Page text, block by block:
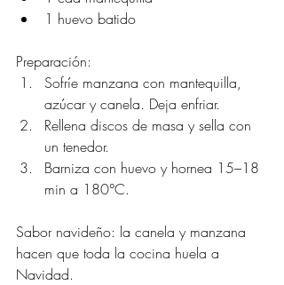
1 huevo batido
Preparación:
Sofríe manzana con mantequilla,
azúcar y canela. Deja enfriar.
Rellena discos de masa y sella con
un tenedor.
Barniza con huevo y hornea 15–18
min a 180°C.
Sabor navideño: la canela y manzana
hacen que toda la cocina huela a
Navidad.